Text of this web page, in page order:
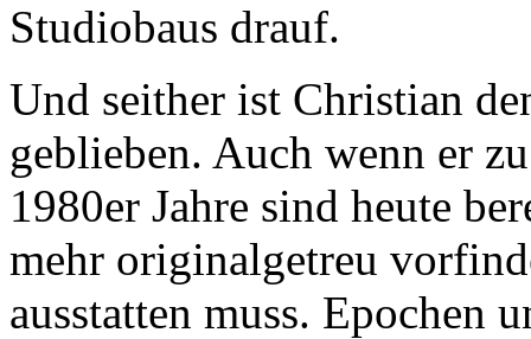
Studiobaus drauf.
Und seither ist Christian
geblieben. Auch wenn er
1980er Jahre sind heute
mehr originalgetreu
ausstatten muss. Epochen